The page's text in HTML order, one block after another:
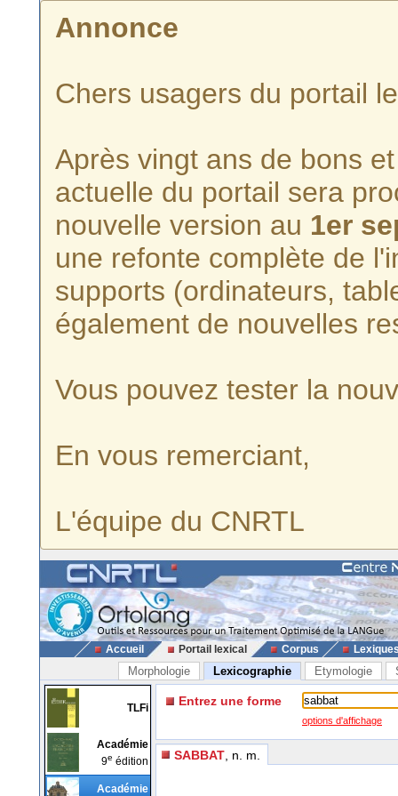
Annonce
Chers usagers du portail
Après vingt ans de bons
actuelle du portail sera
nouvelle version au 1er
une refonte complète de
supports (ordinateurs,
également de nouvelles
Vous pouvez tester la
En vous remerciant,
L'équipe du CNRTL
Accueil Portail lexical Corpus
Morphologie Lexicographie Etymologie
TLFi
Académie
9e édition
Académie
Entrez une forme
options d'affichage
SABBAT , n. m.